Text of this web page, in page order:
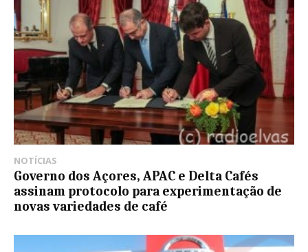
NOTÍCIAS
Governo dos Açores, APAC e Delta Cafés
assinam protocolo para experimentação de
novas variedades de café